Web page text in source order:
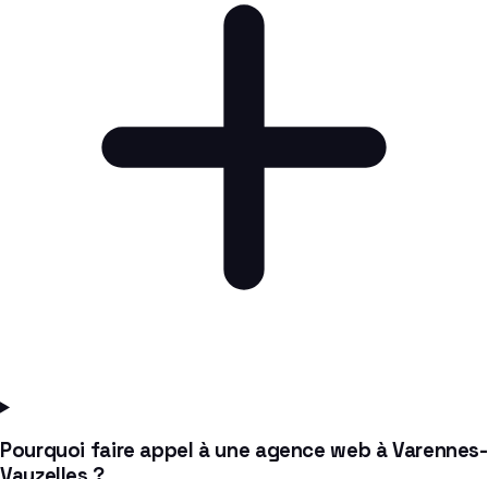
Pourquoi faire appel à une agence web à Varennes-